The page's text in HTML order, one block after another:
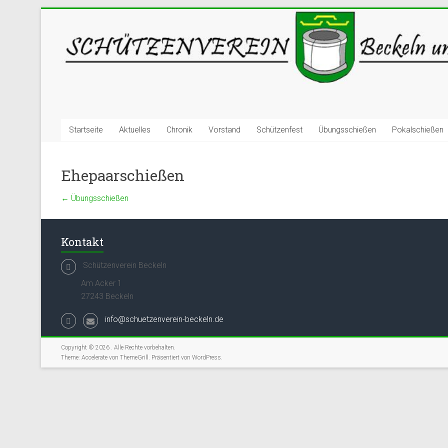
Startseite Aktuelles Chronik Vorstand Schützenfest Übungsschießen Pokalschießen
Ehepaarschießen
← Übungsschießen
Kontakt
Schützenverein Beckeln
Am Acker 1
27243 Beckeln
info@schuetzenverein-beckeln.de
Copyright © 2026 . Alle Rechte vorbehalten.
Theme: Accelerate von ThemeGrill. Präsentiert von WordPress.